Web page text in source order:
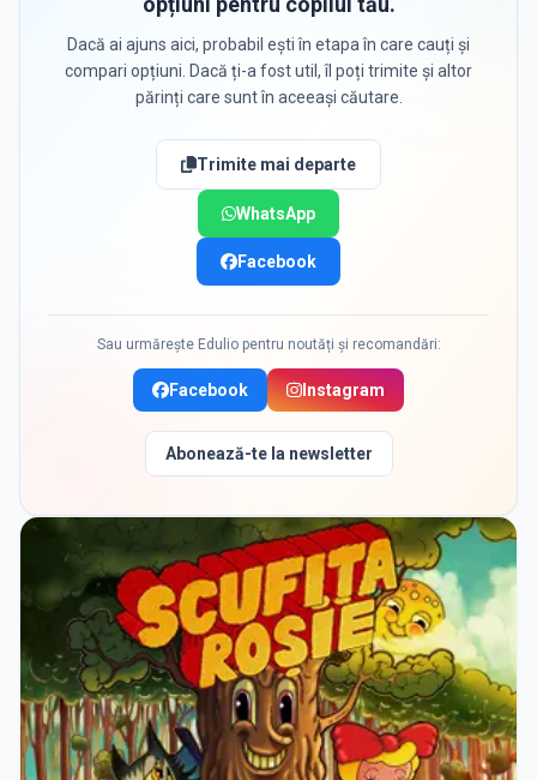
Dacă ai ajuns aici, probabil ești în etapa în care cauți și
compari opțiuni. Dacă ți-a fost util, îl poți trimite și altor
părinți care sunt în aceeași căutare.
Trimite mai departe
WhatsApp
Facebook
Sau urmărește Edulio pentru noutăți și recomandări:
Facebook Instagram
Abonează-te la newsletter